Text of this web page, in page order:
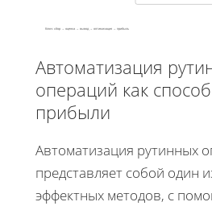
Ключ: сбор → оценка → вывод → оптимизация → прибыль
Автоматизация
операций как
прибыли
Автоматизация рутинных
представляет собой один
эффектных методов, с